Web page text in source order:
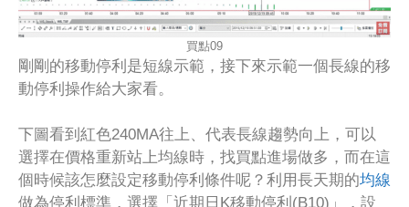
買點09
剛剛的移動停利是短線示範，接下來示範一個長線的移
動停利操作給大家看。
下圖看到紅色240MA往上、代表長線趨勢向上，可以
選擇在價格重新站上均線時，找買點進場做多，而在這
個時候該怎麼設定移動停利條件呢？利用長天期的均線
做為停利標準，選擇「近期日K移動停利(B10)」，設